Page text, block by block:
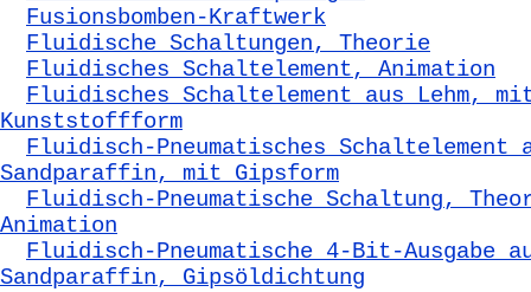
Fusionsbomben-Kraftwerk
Fluidische Schaltungen, Theorie
Fluidisches Schaltelement, Animation
Fluidisches Schaltelement aus Lehm,
Kunststoffform
Fluidisch-Pneumatisches Schaltelement
Sandparaffin, mit Gipsform
Fluidisch-Pneumatische Schaltung,
Animation
Fluidisch-Pneumatische 4-Bit-Ausgabe
Sandparaffin, Gipsöldichtung